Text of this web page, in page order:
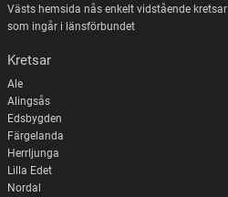
Västs hemsida nås enkelt vidstående kretsar
som ingår i länsförbundet
Kretsar
Ale
Alingsås
Edsbygden
Färgelanda
Herrljunga
Lilla Edet
Nordal